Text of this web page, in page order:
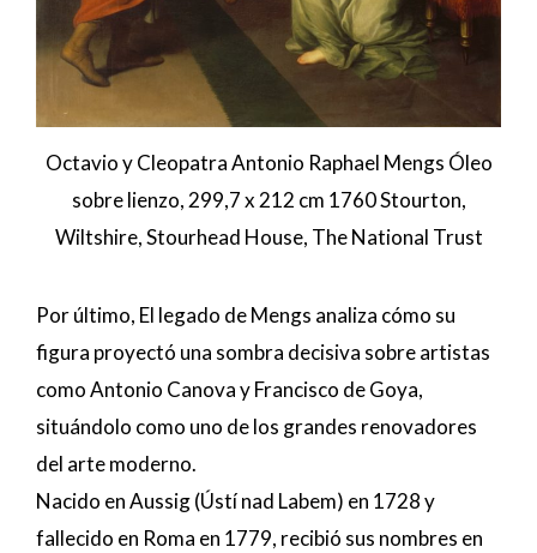
Octavio y Cleopatra Antonio Raphael Mengs Óleo
sobre lienzo, 299,7 x 212 cm 1760 Stourton,
Wiltshire, Stourhead House, The National Trust
Por último, El legado de Mengs analiza cómo su
figura proyectó una sombra decisiva sobre artistas
como Antonio Canova y Francisco de Goya,
situándolo como uno de los grandes renovadores
del arte moderno.
Nacido en Aussig (Ústí nad Labem) en 1728 y
fallecido en Roma en 1779, recibió sus nombres en